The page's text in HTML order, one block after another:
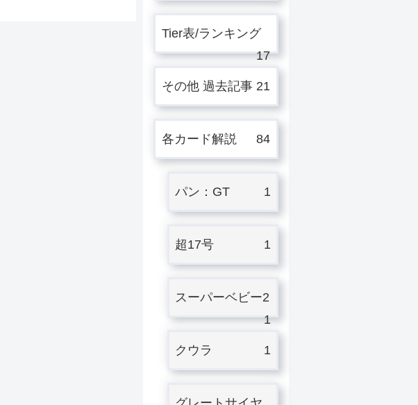
Tier表/ランキング
17
その他 過去記事 21
各カード解説 84
パン：GT 1
超17号 1
スーパーベビー2
1
クウラ 1